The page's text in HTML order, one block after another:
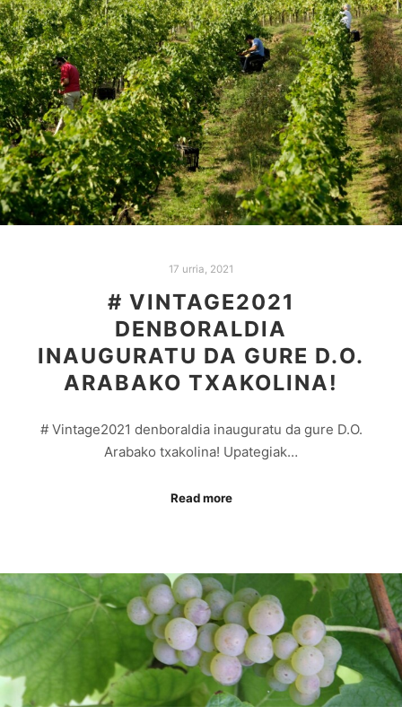
17 urria, 2021
# VINTAGE2021
DENBORALDIA
INAUGURATU DA GURE D.O.
ARABAKO TXAKOLINA!
# Vintage2021 denboraldia inauguratu da gure D.O.
Arabako txakolina! Upategiak…
Read more